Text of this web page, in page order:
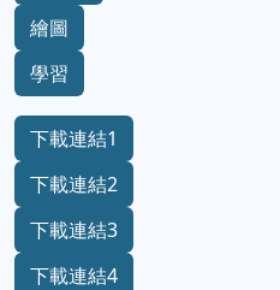
繪圖
學習
下載連結1
下載連結2
下載連結3
下載連結4